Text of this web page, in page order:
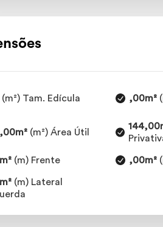
Tam. Edícula ,00m²
(m²) Área Útil
(m) Frente ,00m²
(m) Lateral